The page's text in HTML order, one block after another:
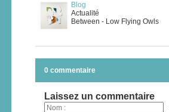
Blog
Actualité
Between - Low Flying Owls
0 commentaire
Laissez un commentaire